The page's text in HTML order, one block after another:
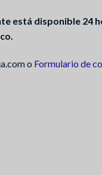
está disponible 24
o Formulario de